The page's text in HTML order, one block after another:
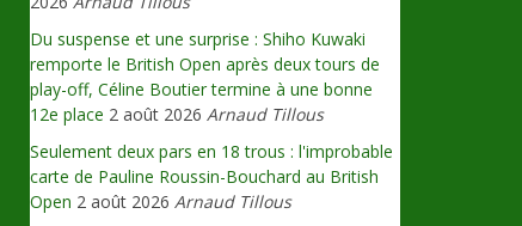
Du suspense et une surprise : Shiho Kuwaki
remporte le British Open après deux tours de
play-off, Céline Boutier termine à une bonne
12e place 2 août 2026 Arnaud Tillous
Seulement deux pars en 18 trous : l'improbable
carte de Pauline Roussin-Bouchard au British
Open 2 août 2026 Arnaud Tillous